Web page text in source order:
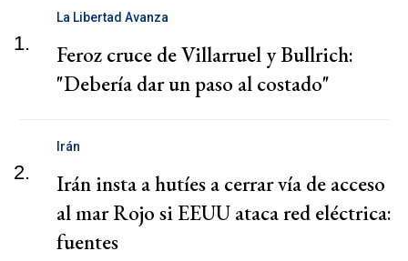
1.
La Libertad Avanza
Feroz cruce de Villarruel y Bullrich:
"Debería dar un paso al costado"
2.
Irán
Irán insta a hutíes a cerrar vía de acceso
al mar Rojo si EEUU ataca red eléctrica:
fuentes